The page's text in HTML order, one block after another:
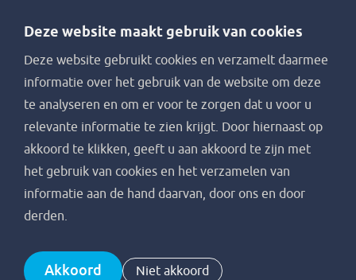
Deze website maakt gebruik van cookies
Deze website gebruikt cookies en verzamelt daarmee
informatie over het gebruik van de website om deze
te analyseren en om er voor te zorgen dat u voor u
relevante informatie te zien krijgt. Door hiernaast op
akkoord te klikken, geeft u aan akkoord te zijn met
het gebruik van cookies en het verzamelen van
informatie aan de hand daarvan, door ons en door
derden.
Akkoord Niet akkoord